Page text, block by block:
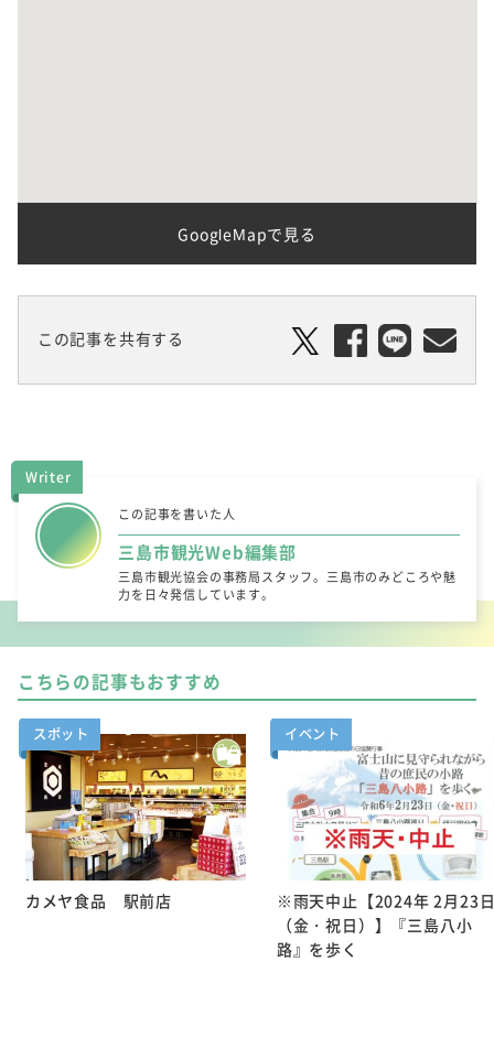
GoogleMapで見る
この記事を共有する
Writer
この記事を書いた人
三島市観光Web編集部
三島市観光協会の事務局スタッフ。三島市のみどころや魅
力を日々発信しています。
こちらの記事もおすすめ
スポット
カメヤ食品 駅前店
イベント
※雨天中止【2024年 2月23
（金・祝日）】『三島八小
路』を歩く